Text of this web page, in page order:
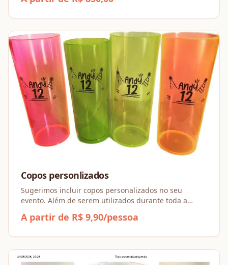
Copos personlizados
Sugerimos incluir copos personalizados no seu
evento. Além de serem utilizados durante toda a
especial para presentear seus convidados, tornando o
A partir de R$ 9,90/pessoa